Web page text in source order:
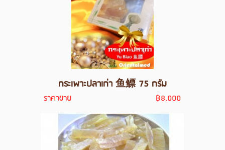
กระเพาะปลาเก่า 鱼鳔 75 กรัม
ราคาขาย ฿8,000